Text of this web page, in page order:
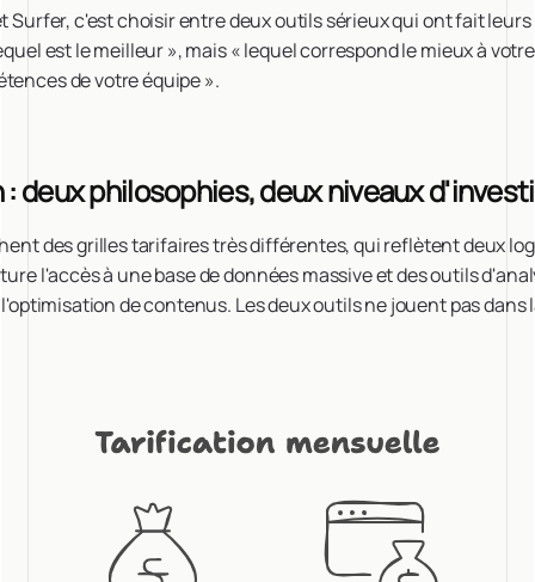
Surfer, c'est choisir entre deux outils sérieux qui ont fait leurs
est le meilleur », mais « lequel correspond le mieux à
de votre équipe ».
deux philosophies, deux niveaux
des grilles tarifaires très différentes, qui reflètent deux
l'accès à une base de données massive et des outils
de contenus. Les deux outils ne jouent pas dans